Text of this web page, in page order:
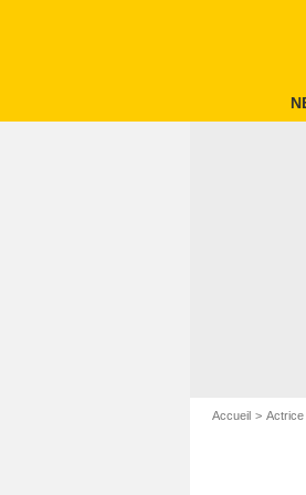
Accueil Actrice